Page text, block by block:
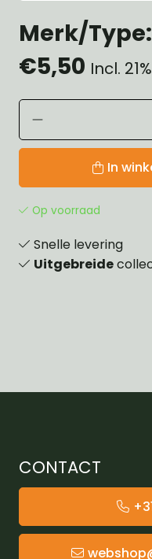
Merk/Type:
€5,50 Incl.
In
Op voorraad
Snelle levering
Uitgebreide
CONTACT